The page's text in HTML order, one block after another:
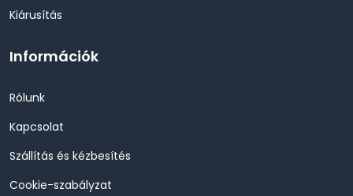
Kiárusítás
Információk
Rólunk
Kapcsolat
Szállítás és kézbesítés
Cookie-szabályzat